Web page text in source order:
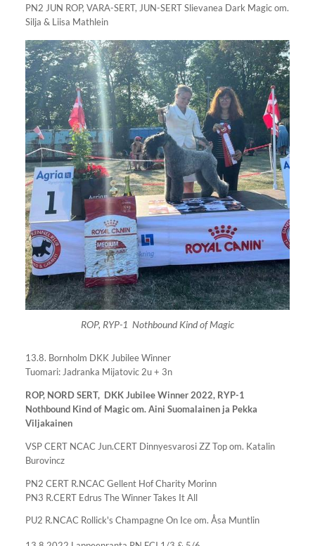
PN2 JUN ROP, VARA-SERT, JUN-SERT Slievanea Dark Magic om.
Silja & Liisa Mathlein
ROP, RYP-1 Nothbound Kind of Magic
13.8. Bornholm DKK Jubilee Winner
Tuomari: Jadranka Mijatovic 2u + 3n
ROP, NORD SERT, DKK Jubilee Winner 2022, RYP-1
Nothbound Kind of Magic om. Aini Suomalainen ja Pekka
Viljakainen
VSP CERT NCAC Jun.CERT Dinnyesvarosi ZZ Top om. Katalin
Burovincz
PN2 CERT R.NCAC Gellent Hof Charity Morinn
PN3 R.CERT Edrus The Winner Takes It All
PU2 R.NCAC Rollick's Champagne On Ice om. Åsa Muntlin